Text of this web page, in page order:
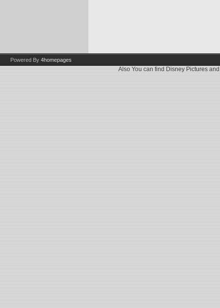
Powered By 4homepages
Also You can find Disney Pictures